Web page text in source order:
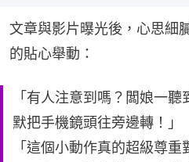
文章與影片曝光後，心思細
的貼心舉動：
「有人注意到嗎？闆娘一
默把手機鏡頭往旁邊轉！」
「這個小動作真的超級尊